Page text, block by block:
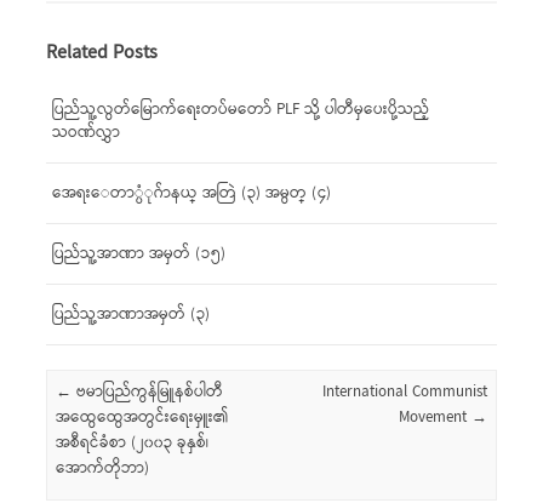
Related Posts
ပြည်သူ့လွတ်မြောက်ရေးတပ်မတော် PLF သို့ ပါတီမှပေးပို့သည့်
သဝဏ်လွှာ
အေရးေတာ္ပံုဂ်ာနယ္ အတြဲ (၃) အမွတ္ (၄)
ပြည်သူ့အာဏာ အမှတ် (၁၅)
ပြည်သူ့အာဏာအမှတ် (၃)
Post navigation
← ဗမာပြည်ကွန်မြူနစ်ပါတီ
အထွေထွေအတွင်းရေးမှူး၏
အစီရင်ခံစာ (၂၀၀၃ ခုနှစ်၊
အောက်တိုဘာ)
International Communist
Movement →